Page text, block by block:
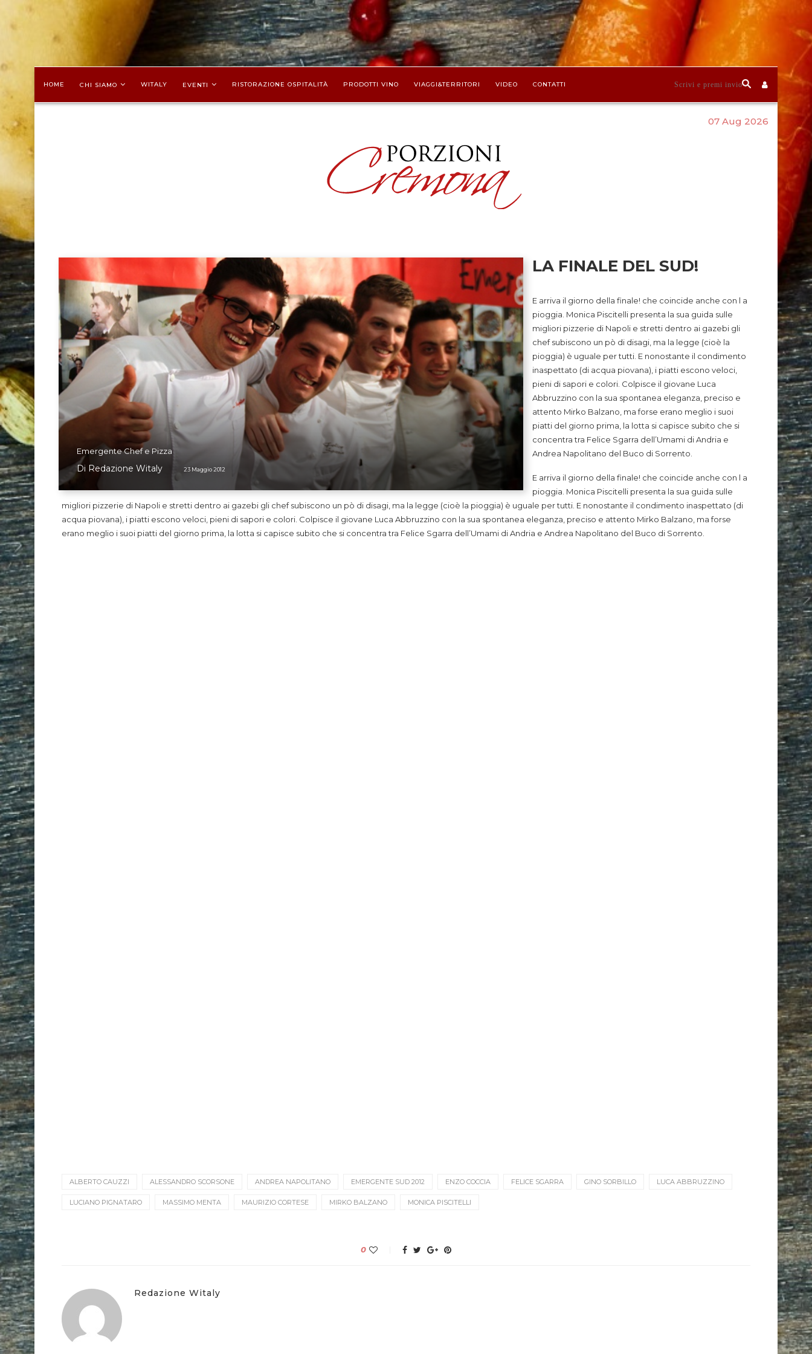
HOME CHI SIAMO WITALY EVENTI RISTORAZIONE OSPITALITÀ PRODOTTI VINO VIAGGI&TERRITORI VIDEO CONTATTI
07 Aug 2026
Emergente Chef e Pizza
Di Redazione Witaly 23 Maggio 2012
LA FINALE DEL SUD!
E arriva il giorno della finale! che coincide anche con l a
pioggia. Monica Piscitelli presenta la sua guida sulle
migliori pizzerie di Napoli e stretti dentro ai gazebi gli
chef subiscono un pò di disagi, ma la legge (cioè la
pioggia) è uguale per tutti. E nonostante il condimento
inaspettato (di acqua piovana), i piatti escono veloci,
pieni di sapori e colori. Colpisce il giovane Luca
Abbruzzino con la sua spontanea eleganza, preciso e
attento Mirko Balzano, ma forse erano meglio i suoi
piatti del giorno prima, la lotta si capisce subito che si
concentra tra Felice Sgarra dell’Umami di Andria e
Andrea Napolitano del Buco di Sorrento.
E arriva il giorno della finale! che coincide anche con l a
pioggia. Monica Piscitelli presenta la sua guida sulle
migliori pizzerie di Napoli e stretti dentro ai gazebi gli chef subiscono un pò di disagi, ma la legge (cioè la pioggia) è uguale per tutti. E nonostante il condimento inaspettato (di
acqua piovana), i piatti escono veloci, pieni di sapori e colori. Colpisce il giovane Luca Abbruzzino con la sua spontanea eleganza, preciso e attento Mirko Balzano, ma forse
erano meglio i suoi piatti del giorno prima, la lotta si capisce subito che si concentra tra Felice Sgarra dell’Umami di Andria e Andrea Napolitano del Buco di Sorrento.
ALBERTO CAUZZI ALESSANDRO SCORSONE ANDREA NAPOLITANO EMERGENTE SUD 2012 ENZO COCCIA FELICE SGARRA GINO SORBILLO LUCA ABBRUZZINO
LUCIANO PIGNATARO MASSIMO MENTA MAURIZIO CORTESE MIRKO BALZANO MONICA PISCITELLI
0
Redazione Witaly